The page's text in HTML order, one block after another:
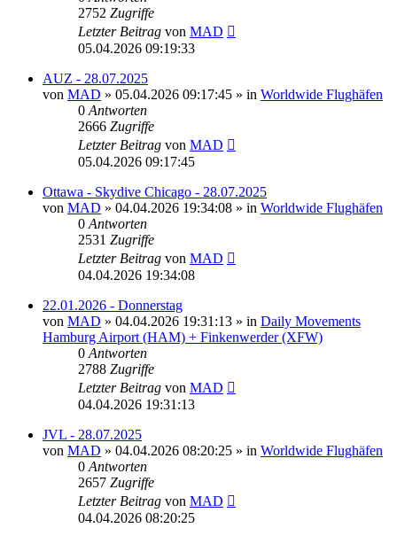
2752 Zugriffe
Letzter Beitrag von MAD
05.04.2026 09:19:33
AUZ - 28.07.2025
von MAD » 05.04.2026 09:17:45 » in Worldwide Flughäfen
0 Antworten
2666 Zugriffe
Letzter Beitrag von MAD
05.04.2026 09:17:45
Ottawa - Skydive Chicago - 28.07.2025
von MAD » 04.04.2026 19:34:08 » in Worldwide Flughäfen
0 Antworten
2531 Zugriffe
Letzter Beitrag von MAD
04.04.2026 19:34:08
22.01.2026 - Donnerstag
von MAD » 04.04.2026 19:31:13 » in Daily Movements
Hamburg Airport (HAM) + Finkenwerder (XFW)
0 Antworten
2788 Zugriffe
Letzter Beitrag von MAD
04.04.2026 19:31:13
JVL - 28.07.2025
von MAD » 04.04.2026 08:20:25 » in Worldwide Flughäfen
0 Antworten
2657 Zugriffe
Letzter Beitrag von MAD
04.04.2026 08:20:25